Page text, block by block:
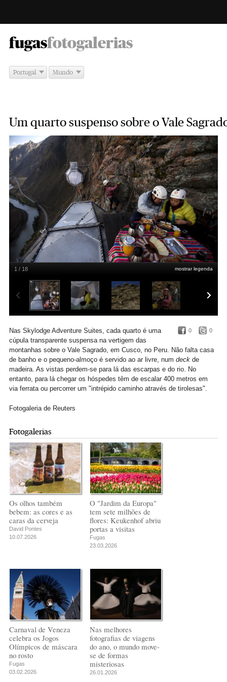
fugas -
fotogalerias
Portugal Mundo
Um quarto suspenso sobre o Vale
mostrar legenda
1 / 18
0 0
Nas Skylodge Adventure Suites, cada quarto é uma
cúpula transparente suspensa na vertigem das
montanhas sobre o Vale Sagrado, em Cusco, no Peru. Não falta casa
de banho e o pequeno-almoço é servido ao ar livre, num deckde
madeira. As vistas perdem-se para lá das escarpas e do rio. No
entanto, para lá chegar os hóspedes têm de escalar 400 metros em
via ferrata ou percorrer um "intrépido caminho através de tirolesas".
Fotogaleria de Reuters
Fotogalerias
Os olhos também
bebem: as cores e as
caras da cerveja
David Pontes
10.07.2026
O "Jardim da Europa"
tem sete milhões de
flores: Keukenhof abriu
portas a visitas
Fugas
23.03.2026
Carnaval de Veneza
celebra os Jogos
Olímpicos de máscara
no rosto
Fugas
03.02.2026
Nas melhores
fotografias de viagens
do ano, o mundo move-
se de formas
misteriosas
26.01.2026